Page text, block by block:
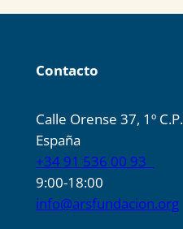
Contacto
Calle Orense 37, 1º
España
+34 91 536 00 93
9:00-18:00
info@arsfundacion.org